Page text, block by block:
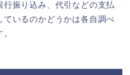
行振り込み、代引などの支払
ているのかどうかは各自調べ